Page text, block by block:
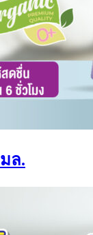
ล.